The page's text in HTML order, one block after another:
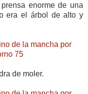
enorme de una
era el árbol de alto y
de moler.